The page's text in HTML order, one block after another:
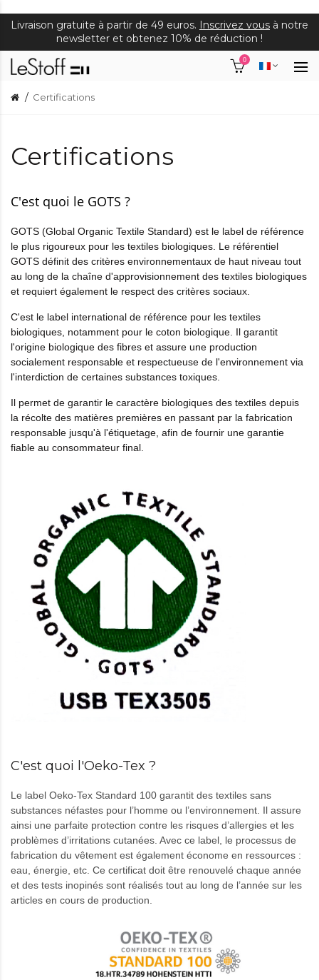
Livraison gratuite à partir de 49 euros. Inscrivez vous à notre
newsletter et obtenez 10% de réduction !
0
Certifications
Certifications
C'est quoi le GOTS ?
GOTS (Global Organic Textile Standard) est le label de référence
le plus rigoureux pour les textiles biologiques. Le référentiel
GOTS définit des critères environnementaux de haut niveau tout
au long de la chaîne d'approvisionnement des textiles biologiques
et requiert également le respect des critères sociaux.
C'est le label international de référence pour les textiles
biologiques, notamment pour le coton biologique. Il garantit
l'origine biologique des fibres et assure une production
socialement responsable et respectueuse de l'environnement via
l'interdiction de certaines substances toxiques.
Il permet de garantir le caractère biologiques des textiles depuis
la récolte des matières premières en passant par la fabrication
responsable jusqu'à l'étiquetage, afin de fournir une garantie
fiable au consommateur final
C'est quoi l'Oeko-Tex ?
Le label Oeko-Tex Standard 100 garantit des textiles sans
substances néfastes pour l’homme ou l’environnement. Il assure
ainsi une parfaite protection contre les risques d’allergies et les
problèmes d’irritations cutanées. Avec ce label, le processus de
fabrication du vêtement est également économe en ressources :
eau, énergie, etc. Ce certificat doit être renouvelé chaque année
et des tests inopinés sont réalisés tout au long de l’année sur les
articles en cours de production.